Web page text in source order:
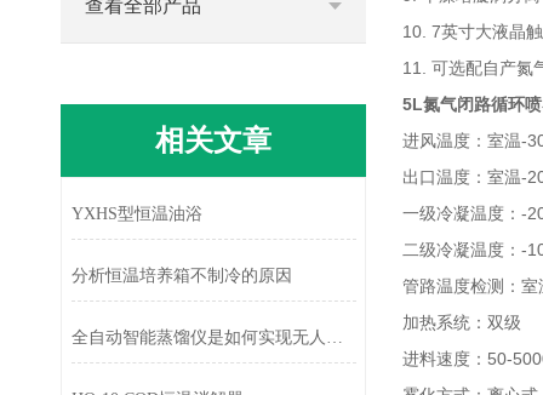
10. 7英寸大液晶
11. 可选配自产氮
5L氮气闭路循环
进风温度：室温-
出口温度：室温-
一级冷凝温度：-
二级冷凝温度：-
管路温度检测：
加热系统：双级
进料速度：50-
查看全部产品
相关文章
YXHS型恒温油浴
分析恒温培养箱不制冷的原因
全自动智能蒸馏仪是如何实现无人值守的准确分离的?